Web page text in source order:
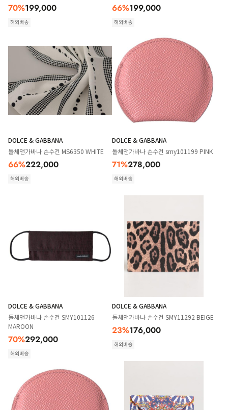
70%199,000
해외배송
66%199,000
해외배송
DOLCE & GABBANA
돌체앤가바나 손수건 MS6350 WHITE
66%222,000
해외배송
DOLCE & GABBANA
돌체앤가바나 손수건 smy101199 PINK
71%278,000
해외배송
DOLCE & GABBANA
돌체앤가바나 손수건 SMY101126
MAROON
70%292,000
해외배송
DOLCE & GABBANA
돌체앤가바나 손수건 SMY11292 BEIGE
23%176,000
해외배송